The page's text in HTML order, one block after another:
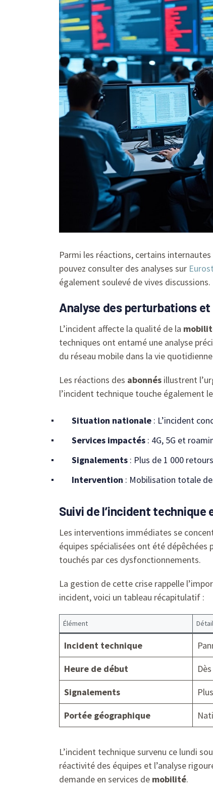
Parmi les réactions, certains
pouvez consulter des analyses sur
également soulevé de vives discussions.
Analyse des perturbations
L’incident affecte la qualité de la
techniques ont entamé une analyse
du réseau mobile dans la vie
Les réactions des abonnés illustrent
l’incident technique touche également
Situation nationale : L’incident
Services impactés : 4G, 5G et
Signalements : Plus de 1 000
Intervention : Mobilisation totale
Suivi de l’incident
Les interventions immédiates se
équipes spécialisées ont été
touchés par ces dysfonctionnements.
La gestion de cette crise rappelle
incident, voici un tableau récapitulatif :
Élément
Incident technique
Heure de début
Signalements
Portée géographique
L’incident technique survenu ce lundi
réactivité des équipes et l’analyse
demande en services de mobilité.